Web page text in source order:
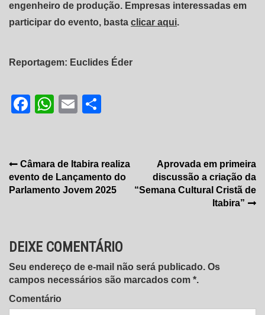
engenheiro de produção. Empresas interessadas em
participar do evento, basta clicar aqui.
Reportagem: Euclides Éder
Facebook
WhatsApp
Email
Navegação
de
Câmara de Itabira realiza
evento de Lançamento do
Parlamento Jovem 2025
Aprovada em primeira
discussão a criação da
“Semana Cultural Cristã de
Itabira”
DEIXE COMENTÁRIO
Seu endereço de e-mail não será publicado. Os
campos necessários são marcados com *.
Comentário